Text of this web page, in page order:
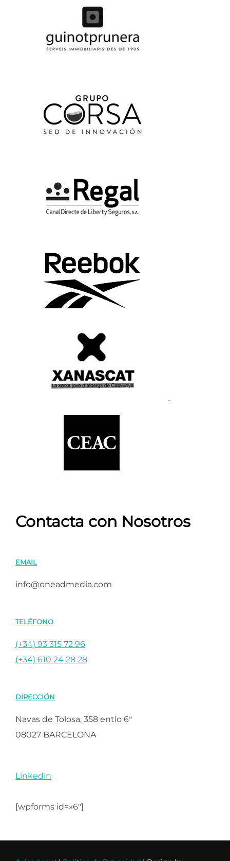
Contacta con Nosotros
EMAIL
info@oneadmedia.com
TELÉFONO
(+34) 93 315 72 96
(+34) 610 24 28 28
DIRECCIÓN
Navas de Tolosa, 358 entlo 6ª
08027 BARCELONA
Linkedin
[wpforms id=»6″]